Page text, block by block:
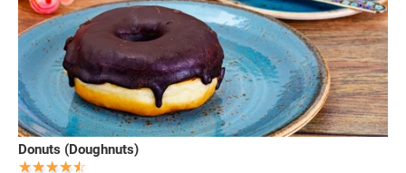
Donuts (Doughnuts)